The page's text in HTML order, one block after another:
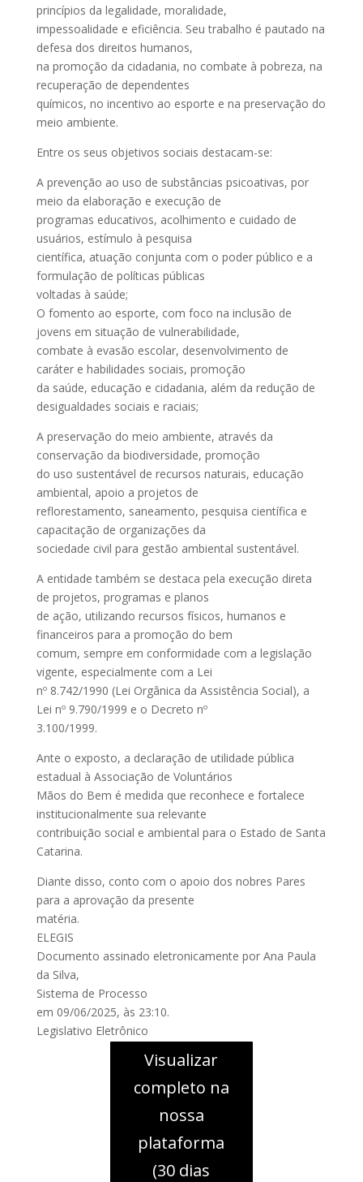
princípios da legalidade, moralidade,
impessoalidade e eficiência. Seu trabalho é pautado na
defesa dos direitos humanos,
na promoção da cidadania, no combate à pobreza, na
recuperação de dependentes
químicos, no incentivo ao esporte e na preservação do
meio ambiente.
Entre os seus objetivos sociais destacam-se:
A prevenção ao uso de substâncias psicoativas, por
meio da elaboração e execução de
programas educativos, acolhimento e cuidado de
usuários, estímulo à pesquisa
científica, atuação conjunta com o poder público e a
formulação de políticas públicas
voltadas à saúde;
O fomento ao esporte, com foco na inclusão de
jovens em situação de vulnerabilidade,
combate à evasão escolar, desenvolvimento de
caráter e habilidades sociais, promoção
da saúde, educação e cidadania, além da redução de
desigualdades sociais e raciais;
A preservação do meio ambiente, através da
conservação da biodiversidade, promoção
do uso sustentável de recursos naturais, educação
ambiental, apoio a projetos de
reflorestamento, saneamento, pesquisa científica e
capacitação de organizações da
sociedade civil para gestão ambiental sustentável.
A entidade também se destaca pela execução direta
de projetos, programas e planos
de ação, utilizando recursos físicos, humanos e
financeiros para a promoção do bem
comum, sempre em conformidade com a legislação
vigente, especialmente com a Lei
nº 8.742/1990 (Lei Orgânica da Assistência Social), a
Lei nº 9.790/1999 e o Decreto nº
3.100/1999.
Ante o exposto, a declaração de utilidade pública
estadual à Associação de Voluntários
Mãos do Bem é medida que reconhece e fortalece
institucionalmente sua relevante
contribuição social e ambiental para o Estado de Santa
Catarina.
Diante disso, conto com o apoio dos nobres Pares
para a aprovação da presente
matéria.
ELEGIS
Documento assinado eletronicamente por Ana Paula
da Silva,
Sistema de Processo
em 09/06/2025, às 23:10.
Legislativo Eletrônico
Visualizar
completo na
nossa
plataforma
(30 dias